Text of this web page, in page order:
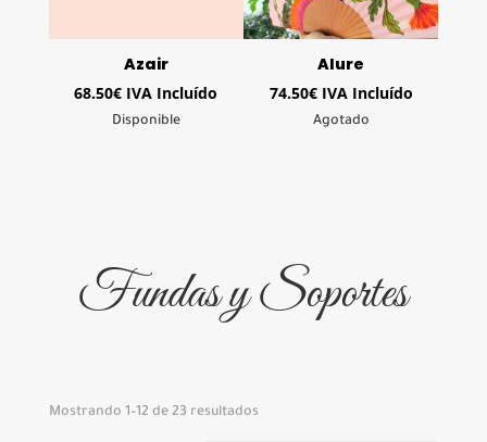
Azair
68.50€ IVA Incluído
Disponible
Alure
74.50€ IVA Incluído
Agotado
Fundas y Soportes
Mostrando 1–12 de 23 resultadosOrdenado